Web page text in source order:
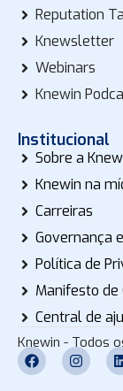
Reputation
Knewsletter
Webinars
Knewin
Institucional
Sobre a
Knewin na
Carreiras
Governança
Política de
Manifesto de
Central de
Knewin - Todos